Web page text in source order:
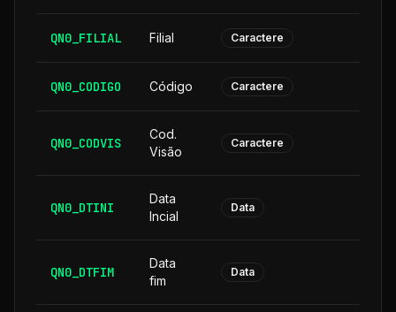
QN0_FILIAL Filial Caractere
QN0_CODIGO Código Caractere
QN0_CODVIS
Cod.
Visão
Caractere
QN0_DTINI
Data
Incial
Data
QN0_DTFIM
Data
fim
Data